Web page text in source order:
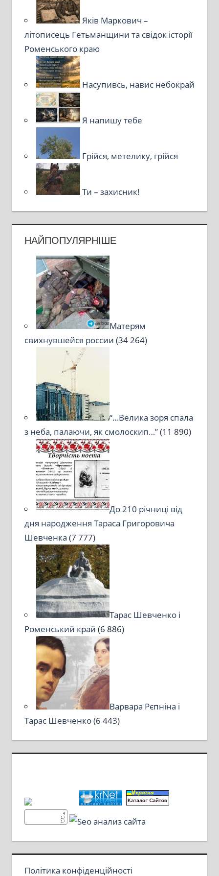
Яків Маркович –
літописець Гетьманщини та свідок історії
Роменського краю
Насупивсь, навис небокрай
Я напишу тебе
Грійся, метелику, грійся
Ти – захисник!
НАЙПОПУЛЯРНІШЕ
Матерям
свихнувшейся россии (34 264)
“…Велика зоря спала
з неба, палаючи, як смолоскип…”(11 890)
До 210 річниці від
дня народження Тараса Григоровича
Шевченка (7 777)
Тарас Шевченко і
Роменський край (6 886)
Варвара Рєпніна і
Тарас Шевченко(6 443)
Політика конфіденційності